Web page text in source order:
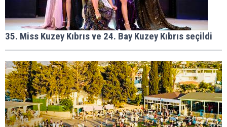
35. Miss Kuzey Kıbrıs ve 24. Bay Kuzey Kıbrıs seçildi